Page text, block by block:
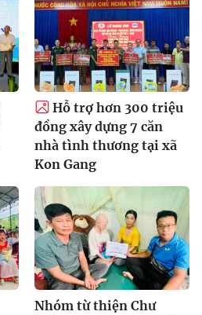
Hỗ trợ hơn 300 triệu
đồng xây dựng 7 căn
nhà tình thương tại xã
Kon Gang
Nhóm từ thiện Chư